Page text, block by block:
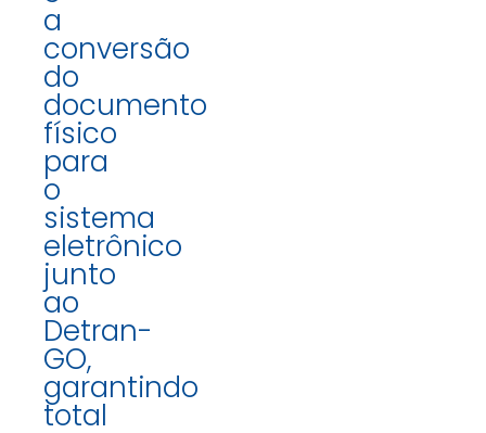
a
conversão
do
documento
físico
para
o
sistema
eletrônico
junto
ao
Detran-
GO,
garantindo
total